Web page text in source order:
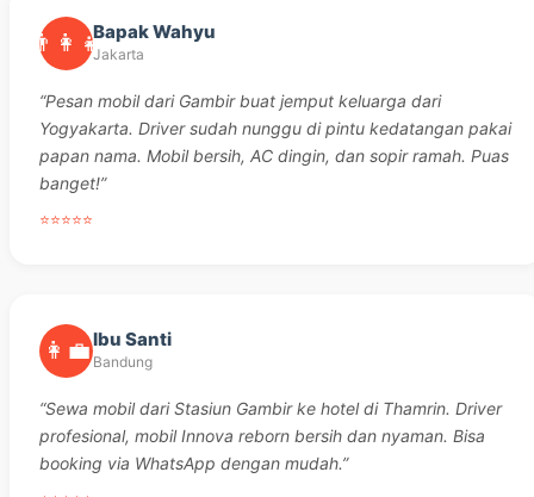
👨‍👩‍👧Bapak Wahyu
Jakarta
“Pesan mobil dari Gambir buat jemput keluarga dari
Yogyakarta. Driver sudah nunggu di pintu kedatangan pakai
papan nama. Mobil bersih, AC dingin, dan sopir ramah. Puas
banget!”
⭐⭐⭐⭐⭐
👩‍💼Ibu Santi
Bandung
“Sewa mobil dari Stasiun Gambir ke hotel di Thamrin. Driver
profesional, mobil Innova reborn bersih dan nyaman. Bisa
booking via WhatsApp dengan mudah.”